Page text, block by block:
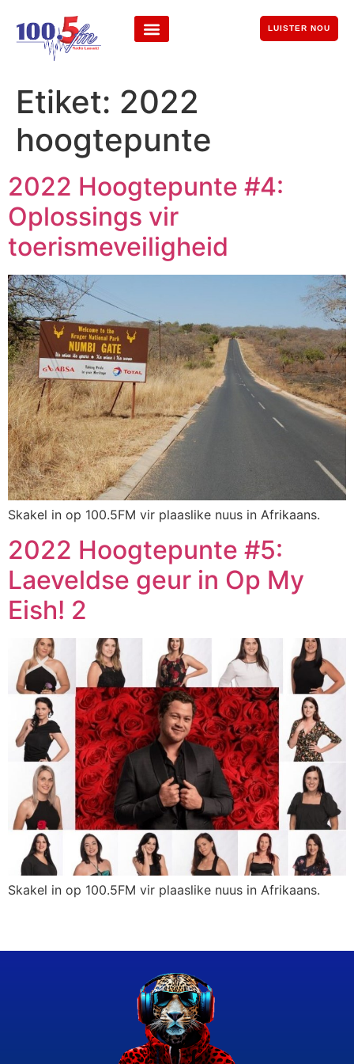
LUISTER NOU
Etiket: 2022
hoogtepunte
2022 Hoogtepunte #4:
Oplossings vir
toerismeveiligheid
Skakel in op 100.5FM vir plaaslike nuus in Afrikaans.
2022 Hoogtepunte #5:
Laeveldse geur in Op My
Eish! 2
Skakel in op 100.5FM vir plaaslike nuus in Afrikaans.